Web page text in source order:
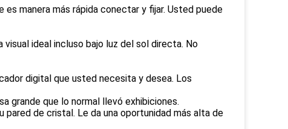
manera más rápida conectar y fijar. Usted puede
ideal incluso bajo luz del sol directa. No
digital que usted necesita y desea. Los
grande que lo normal llevó exhibiciones.
pared de cristal. Le da una oportunidad más alta de